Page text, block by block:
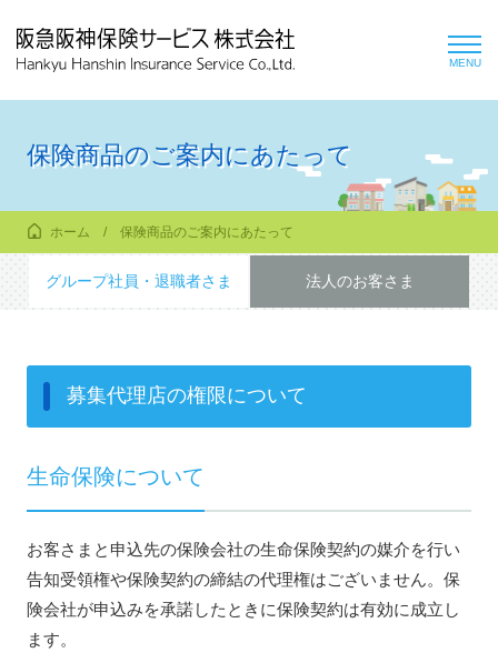
MENU
保険商品のご案内にあたって
ホーム 保険商品のご案内にあたって
グループ社員・退職者さま 法人のお客さま
募集代理店の権限について
生命保険について
お客さまと申込先の保険会社の生命保険契約の媒介を行い
告知受領権や保険契約の締結の代理権はございません。保
険会社が申込みを承諾したときに保険契約は有効に成立し
ます。